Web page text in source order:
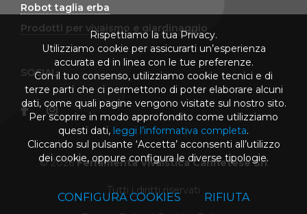
Robot taglia erba
Prodotti per vivaismo e giardinaggio
SOCIAL
© 2026Ferramenta Vivaistica Cannetese Srl
Tutti i diritti riservati
Rispettiamo la tua Privacy.
Utilizziamo cookie per assicurarti un’esperienza
accurata ed in linea con le tue preferenze.
Con il tuo consenso, utilizziamo cookie tecnici e di
terze parti che ci permettono di poter elaborare alcuni
dati, come quali pagine vengono visitate sul nostro sito.
Per scoprire in modo approfondito come utilizziamo
questi dati, leggi l’informativa completa.
Cliccando sul pulsante ‘Accetta’ acconsenti all’utilizzo
dei cookie, oppure configura le diverse tipologie.
CONFIGURA COOKIES RIFIUTA